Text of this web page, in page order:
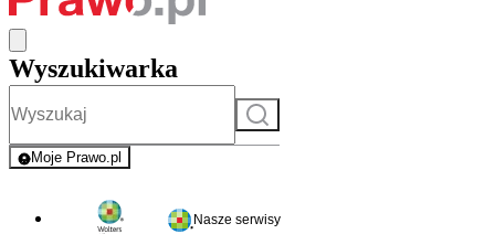
Wyszukiwarka
Szukaj
Moje Prawo.pl
- rejestracja i logowanie do serwisu
Nasze serwisy